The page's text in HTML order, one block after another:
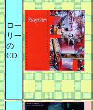
ロー
リー
の
CD